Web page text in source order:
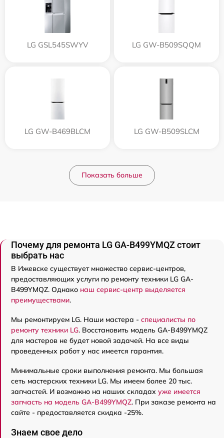
LG GSL545SWYV LG GW-B509SQQM
LG GW-B469BLCM LG GW-B509SLCM
Показать больше
Почему для ремонта LG GA-B499YMQZ стоит
выбрать нас
В Ижевске существует множество сервис-центров,
предоставляющих услуги по ремонту техники LG GA-
B499YMQZ. Однако наш сервис-центр выделяется
преимуществами.
Мы ремонтируем LG. Наши мастера - специалисты по
ремонту техники LG. Восстановить модель GA-B499YMQZ
для мастеров не будет новой задачей. На все виды
проведенных работ у нас имеется гарантия.
Минимальные сроки выполнения ремонта. Мы большая
сеть мастерских техники LG. Мы имеем более 20 тыс.
запчастей. И возможно на наших складах уже имеется
запчасть на модель GA-B499YMQZ. При заказе ремонта на
сайте - предоставляется скидка -25%.
Знаем свое дело